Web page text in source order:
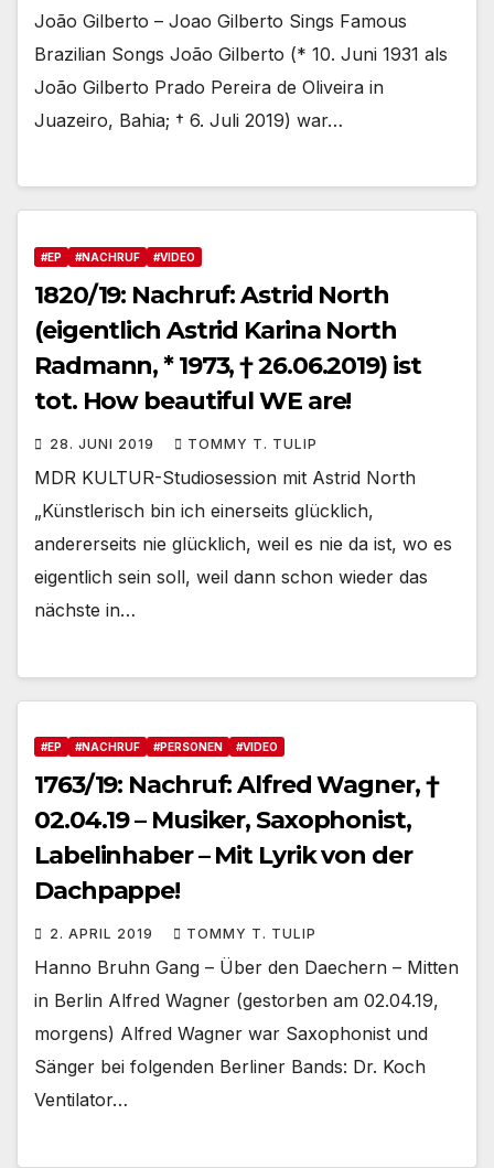
João Gilberto – Joao Gilberto Sings Famous
Brazilian Songs João Gilberto (* 10. Juni 1931 als
João Gilberto Prado Pereira de Oliveira in
Juazeiro, Bahia; † 6. Juli 2019) war…
#EP #NACHRUF #VIDEO
1820/19: Nachruf: Astrid North
(eigentlich Astrid Karina North
Radmann, * 1973, † 26.06.2019) ist
tot. How beautiful WE are!
28. JUNI 2019 TOMMY T. TULIP
MDR KULTUR-Studiosession mit Astrid North
„Künstlerisch bin ich einerseits glücklich,
andererseits nie glücklich, weil es nie da ist, wo es
eigentlich sein soll, weil dann schon wieder das
nächste in…
#EP #NACHRUF #PERSONEN #VIDEO
1763/19: Nachruf: Alfred Wagner, †
02.04.19 – Musiker, Saxophonist,
Labelinhaber – Mit Lyrik von der
Dachpappe!
2. APRIL 2019 TOMMY T. TULIP
Hanno Bruhn Gang – Über den Daechern – Mitten
in Berlin Alfred Wagner (gestorben am 02.04.19,
morgens) Alfred Wagner war Saxophonist und
Sänger bei folgenden Berliner Bands: Dr. Koch
Ventilator…